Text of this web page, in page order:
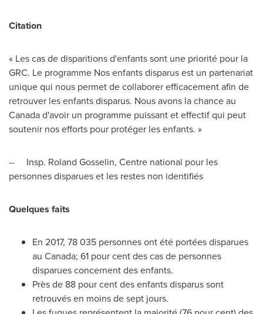
Citation
« Les cas de disparitions d'enfants sont une priorité pour la
GRC. Le programme Nos enfants disparus est un partenariat
unique qui nous permet de collaborer efficacement afin de
retrouver les enfants disparus. Nous avons la chance au
Canadad'avoir un programme puissant et effectif qui peut
soutenir nos efforts pour protéger les enfants. »
-- Insp. Roland Gosselin, Centre national pour les
personnes disparues et les restes non identifiés
Quelques faits
En 2017, 78 035 personnes ont été portées disparues
au Canada; 61 pour cent des cas de personnes
disparues concernent des enfants.
Près de 88 pour cent des enfants disparus sont
retrouvés en moins de sept jours.